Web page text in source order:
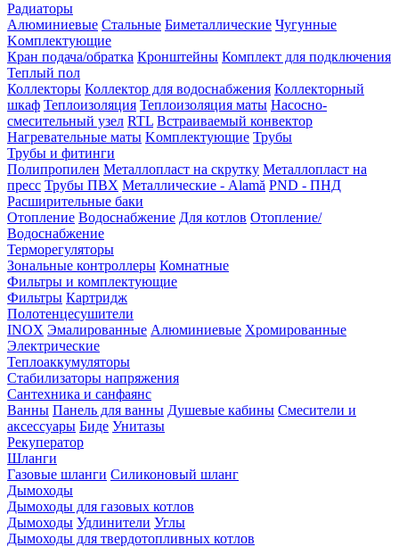
Радиаторы
Алюминиевые Стальные Биметаллические Чугунные
Kомплектующие
Кран подача/обратка Кронштейны Комплект для подключения
Теплый пол
Коллекторы Коллектор для водоснабжения Коллекторный
шкаф Теплоизоляция Теплоизоляция маты Насосно-
смесительный узел RTL Встраиваемый конвектор
Нагревательные маты Kомплектующие Трубы
Трубы и фитинги
Полипропилен Металлопласт на скрутку Металлопласт на
пресс Трубы ПВХ Металлические - Alamă PND - ПНД
Расширительные баки
Отопление Водоснабжение Для котлов Отопление/
Водоснабжение
Терморегуляторы
Зональные контроллеры Комнатные
Фильтры и комплектующие
Фильтры Картридж
Полотенцесушители
INOX Эмалированные Алюминиевые Хромированные
Электрические
Теплоаккумуляторы
Стабилизаторы напряжения
Сантехника и санфаянс
Ванны Панель для ванны Душевые кабины Смесители и
аксессуары Биде Унитазы
Рекуператор
Шланги
Газовые шланги Силиконовый шланг
Дымоходы
Дымоходы для газовых котлов
Дымоходы Удлинители Углы
Дымоходы для твердотопливных котлов